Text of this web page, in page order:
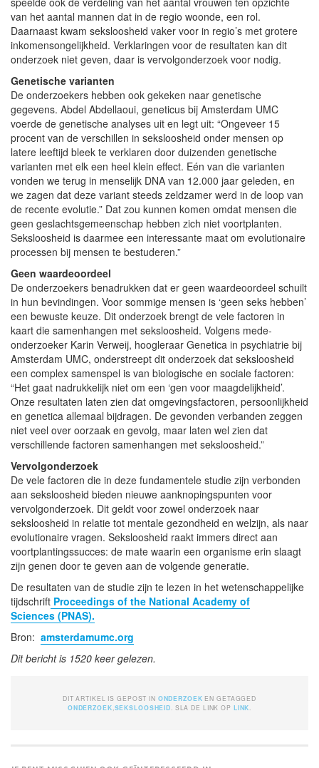
van het aantal mannen dat in de regio woonde, een rol.
Daarnaast kwam seksloosheid vaker voor in regio’s met grotere
inkomensongelijkheid. Verklaringen voor de resultaten kan dit
onderzoek niet geven, daar is vervolgonderzoek voor nodig.
Genetische varianten
De onderzoekers hebben ook gekeken naar genetische
gegevens. Abdel Abdellaoui, geneticus bij Amsterdam UMC
voerde de genetische analyses uit en legt uit: “Ongeveer 15
procent van de verschillen in seksloosheid onder mensen op
latere leeftijd bleek te verklaren door duizenden genetische
varianten met elk een heel klein effect. Eén van die varianten
vonden we terug in menselijk DNA van 12.000 jaar geleden, en
we zagen dat deze variant steeds zeldzamer werd in de loop van
de recente evolutie.” Dat zou kunnen komen omdat mensen die
geen geslachtsgemeenschap hebben zich niet voortplanten.
Seksloosheid is daarmee een interessante maat om evolutionaire
processen bij mensen te bestuderen.”
Geen waardeoordeel
De onderzoekers benadrukken dat er geen waardeoordeel schuilt
in hun bevindingen. Voor sommige mensen is ‘geen seks hebben’
een bewuste keuze. Dit onderzoek brengt de vele factoren in
kaart die samenhangen met seksloosheid. Volgens mede-
onderzoeker Karin Verweij, hoogleraar Genetica in psychiatrie bij
Amsterdam UMC, onderstreept dit onderzoek dat seksloosheid
een complex samenspel is van biologische en sociale factoren:
“Het gaat nadrukkelijk niet om een ‘gen voor maagdelijkheid’.
Onze resultaten laten zien dat omgevingsfactoren, persoonlijkheid
en genetica allemaal bijdragen. De gevonden verbanden zeggen
niet veel over oorzaak en gevolg, maar laten wel zien dat
verschillende factoren samenhangen met seksloosheid.”
Vervolgonderzoek
De vele factoren die in deze fundamentele studie zijn verbonden
aan seksloosheid bieden nieuwe aanknopingspunten voor
vervolgonderzoek. Dit geldt voor zowel onderzoek naar
seksloosheid in relatie tot mentale gezondheid en welzijn, als naar
evolutionaire vragen. Seksloosheid raakt immers direct aan
voortplantingssucces: de mate waarin een organisme erin slaagt
zijn genen door te geven aan de volgende generatie.
De resultaten van de studie zijn te lezen in het wetenschappelijke
tijdschrift Proceedings of the National Academy of
Sciences (PNAS).
Bron: amsterdamumc.org
Dit bericht is 1520 keer gelezen.
DIT ARTIKEL IS GEPOST IN ONDERZOEK EN GETAGGED
ONDERZOEK SEKSLOOSHEID . SLA DE LINK OP LINK